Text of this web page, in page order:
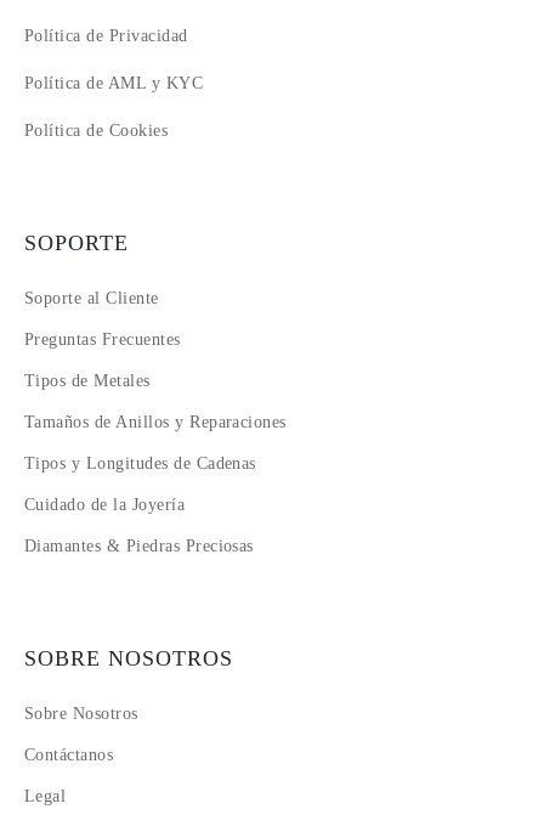
Política de Privacidad
Política de AML y KYC
Política de Cookies
SOPORTE
Soporte al Cliente
Preguntas Frecuentes
Tipos de Metales
Tamaños de Anillos y Reparaciones
Tipos y Longitudes de Cadenas
Cuidado de la Joyería
Diamantes & Piedras Preciosas
SOBRE NOSOTROS
Sobre Nosotros
Contáctanos
Legal